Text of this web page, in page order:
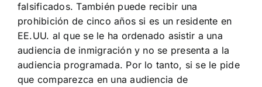
falsificados. También puede recibir una
prohibición de cinco años si es un residente en
EE.UU. al que se le ha ordenado asistir a una
audiencia de inmigración y no se presenta a la
audiencia programada. Por lo tanto, si se le pide
que comparezca en una audiencia de